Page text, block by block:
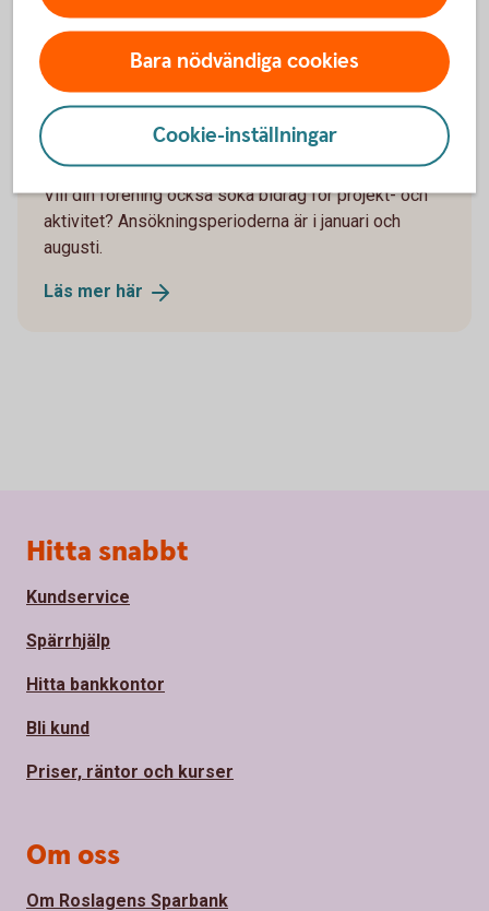
Vill din förening också söka bidrag för projekt- och
aktivitet? Ansökningsperioderna är i januari och
augusti.
Läs mer här
Söka bidrag?
Bara nödvändiga cookies
Cookie-inställningar
Sidfot
Hitta snabbt
Kundservice
Spärrhjälp
Hitta bankkontor
Bli kund
Priser, räntor och kurser
Om oss
Om Roslagens Sparbank